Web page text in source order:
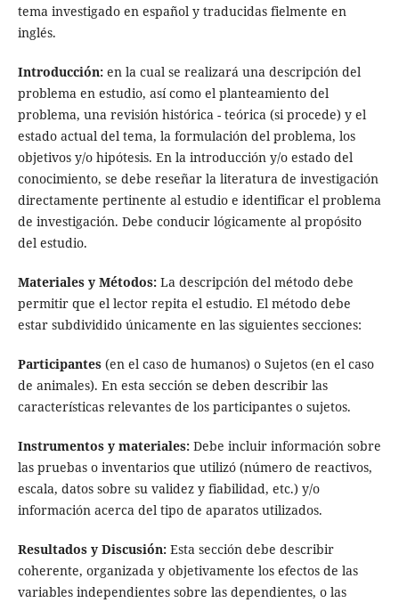
tema investigado en español y traducidas fielmente en
inglés.
Introducción:en la cual se realizará una descripción del
problema en estudio, así como el planteamiento del
problema, una revisión histórica - teórica (si procede) y el
estado actual del tema, la formulación del problema, los
objetivos y/o hipótesis. En la introducción y/o estado del
conocimiento, se debe reseñar la literatura de investigación
directamente pertinente al estudio e identificar el problema
de investigación. Debe conducir lógicamente al propósito
del estudio.
Materiales y Métodos:La descripción del método debe
permitir que el lector repita el estudio. El método debe
estar subdividido únicamente en las siguientes secciones:
Participantes(en el caso de humanos) o Sujetos (en el caso
de animales). En esta sección se deben describir las
características relevantes de los participantes o sujetos.
Instrumentos y materiales:Debe incluir información sobre
las pruebas o inventarios que utilizó (número de reactivos,
escala, datos sobre su validez y fiabilidad, etc.) y/o
información acerca del tipo de aparatos utilizados.
Resultados y Discusión:Esta sección debe describir
coherente, organizada y objetivamente los efectos de las
variables independientes sobre las dependientes, o las